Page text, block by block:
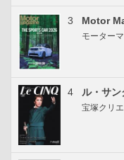
3 Motor
モーター
4 ル・サ
宝塚クリ